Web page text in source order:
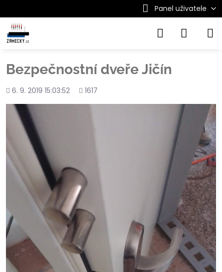
Panel uživatele
Bezpečnostní dveře Jičín
Přidáno
6. 9. 2019 15:03:52
Počet
1617